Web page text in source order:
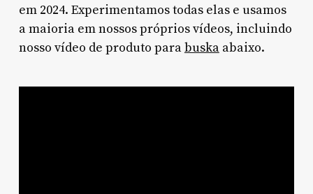
em 2024. Experimentamos todas elas e usamos
a maioria em nossos próprios vídeos, incluindo
nosso vídeo de produto parabuskaabaixo.